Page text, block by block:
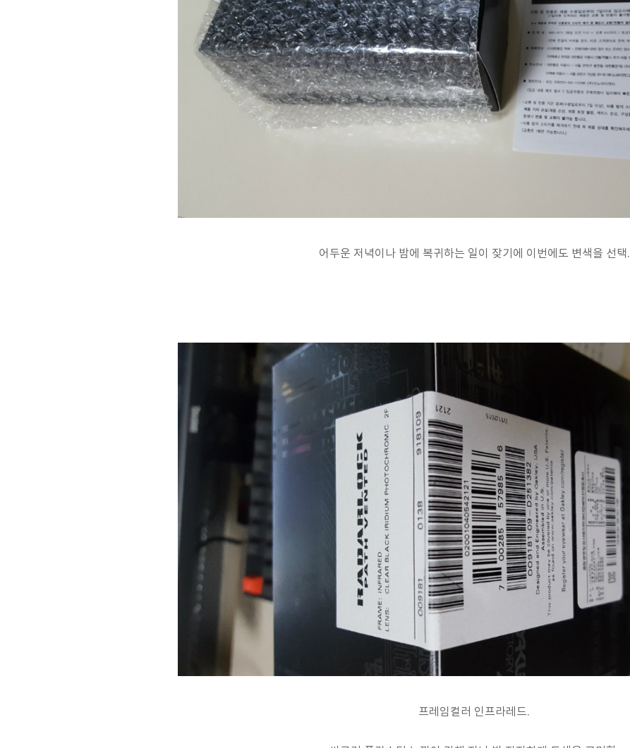
어두운 저녁이나 밤에 복귀하는 일이 잦기에 이번에도 변색을 선택.
프레임컬러 인프라레드.